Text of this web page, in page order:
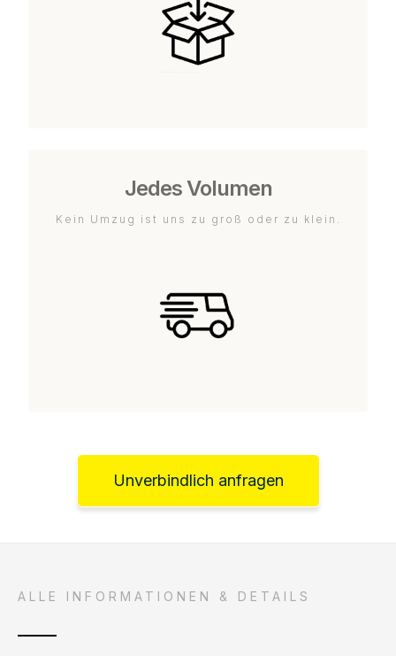
Jedes Volumen
Kein Umzug ist uns zu groß oder zu klein.
Unverbindlich anfragen
ALLE INFORMATIONEN & DETAILS